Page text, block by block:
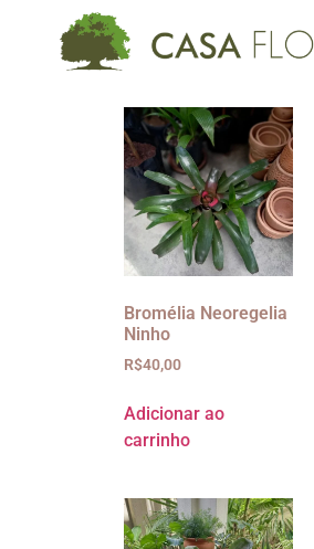
Bromélia Neoregelia
Ninho
R$40,00
Adicionar ao
carrinho